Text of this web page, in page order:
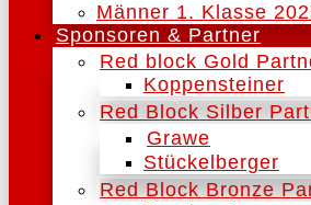
Männer 1. Klasse
Sponsoren & Partner
Red block Gold
Koppensteiner
Red Block Silber
Grawe
Stückelberger
Red Block Bronze